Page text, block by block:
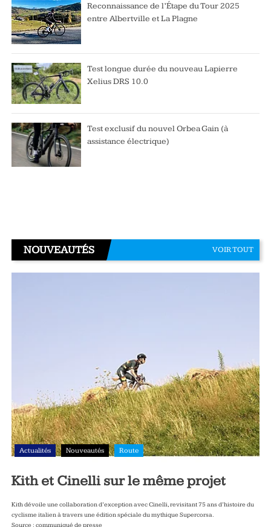
Reconnaissance de l’Étape du Tour 2025
entre Albertville et La Plagne
Test longue durée du nouveau Lapierre
Xelius DRS 10.0
Test exclusif du nouvel Orbea Gain (à
assistance électrique)
NOUVEAUTÉS VOIR TOUT
Actualités Nouveautés Route
Kith et Cinelli sur le même projet
Kith dévoile une collaboration d’exception avec Cinelli, revisitant 75 ans d’histoire du
cyclisme italien à travers une édition spéciale du mythique Supercorsa.
Source : communiqué de presse